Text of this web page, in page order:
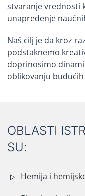
stvaranje vrednosti
unapređenje
Naš cilj je da kroz
podstaknemo
doprinosimo
oblikovanju
OBLASTI
SU:
Hemija i